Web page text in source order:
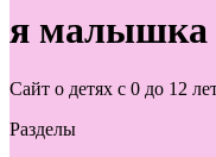
я малышка
Сайт о детях с 0 до 12
Разделы